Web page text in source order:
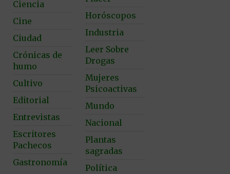
Ciencia
Cine
Ciudad
Crónicas de
humo
Cultivo
Editorial
Entrevistas
Escritores
Pachecos
Gastronomía
Horóscopos
Industria
Leer Sobre
Drogas
Mujeres
Psicoactivas
Mundo
Nacional
Plantas
sagradas
Política